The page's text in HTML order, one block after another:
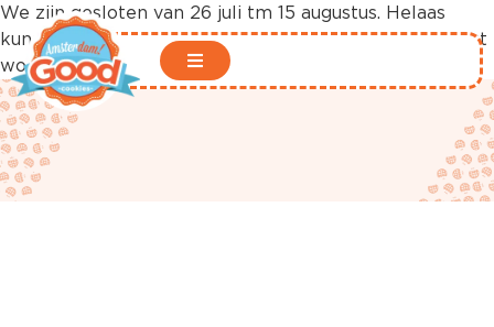
We zijn gesloten van 26 juli tm 15 augustus. Helaas
kunnen er in deze periode geen bestellingen geplaatst
worden in onze webshop